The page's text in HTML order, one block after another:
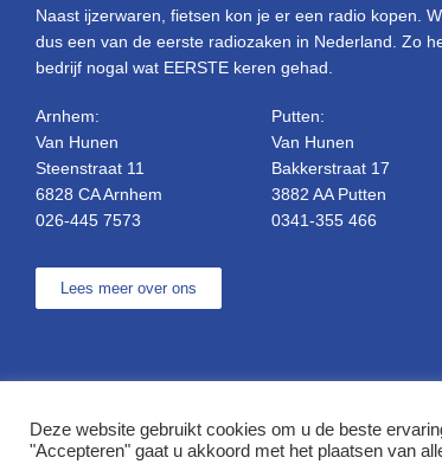
Naast ijzerwaren, fietsen kon je er een radio kopen.
dus een van de eerste radiozaken in Nederland. Zo
bedrijf nogal wat EERSTE keren gehad.
Arnhem:
Van Hunen
Steenstraat 11
6828 CA Arnhem
026-445 7573
Putten:
Van Hunen
Bakkerstraat 17
3882 AA Putten
0341-355 466
Lees meer over ons
© Copyright H. van Hunen
Deze website gebruikt cookies om u de beste
"Accepteren" gaat u akkoord met het plaatsen van